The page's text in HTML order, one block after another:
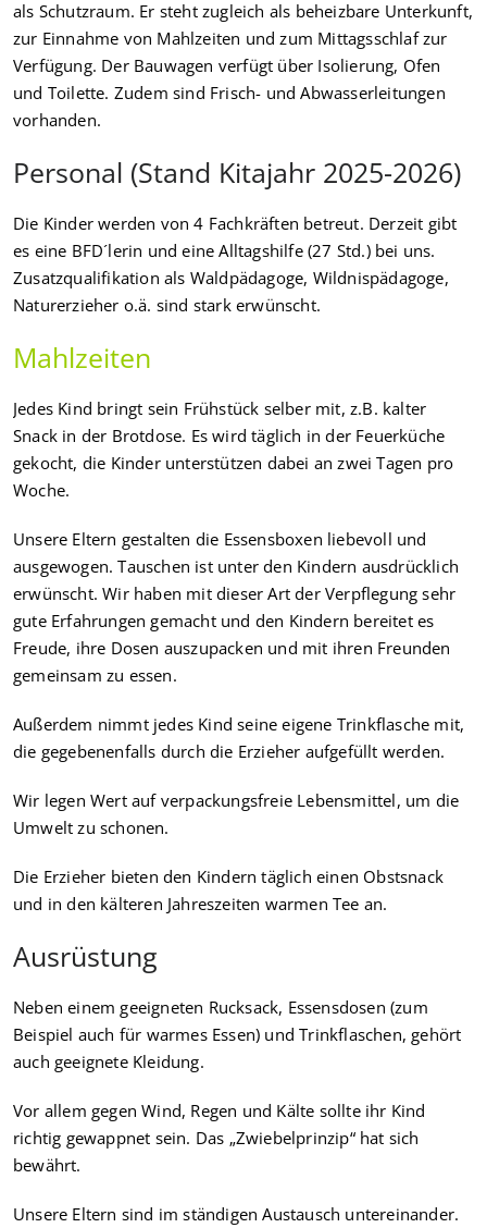
als Schutzraum. Er steht zugleich als beheizbare Unterkunft,
zur Einnahme von Mahlzeiten und zum Mittagsschlaf zur
Verfügung. Der Bauwagen verfügt über Isolierung, Ofen
und Toilette. Zudem sind Frisch- und Abwasserleitungen
vorhanden.
Personal (Stand Kitajahr 2025-2026)
Die Kinder werden von 4 Fachkräften betreut. Derzeit gibt
es eine BFD´lerin und eine Alltagshilfe (27 Std.) bei uns.
Zusatzqualifikation als Waldpädagoge, Wildnispädagoge,
Naturerzieher o.ä. sind stark erwünscht.
Mahlzeiten
Jedes Kind bringt sein Frühstück selber mit, z.B. kalter
Snack in der Brotdose. Es wird täglich in der Feuerküche
gekocht, die Kinder unterstützen dabei an zwei Tagen pro
Woche.
Unsere Eltern gestalten die Essensboxen liebevoll und
ausgewogen. Tauschen ist unter den Kindern ausdrücklich
erwünscht. Wir haben mit dieser Art der Verpflegung sehr
gute Erfahrungen gemacht und den Kindern bereitet es
Freude, ihre Dosen auszupacken und mit ihren Freunden
gemeinsam zu essen.
Außerdem nimmt jedes Kind seine eigene Trinkflasche mit,
die gegebenenfalls durch die Erzieher aufgefüllt werden.
Wir legen Wert auf verpackungsfreie Lebensmittel, um die
Umwelt zu schonen.
Die Erzieher bieten den Kindern täglich einen Obstsnack
und in den kälteren Jahreszeiten warmen Tee an.
Ausrüstung
Neben einem geeigneten Rucksack, Essensdosen (zum
Beispiel auch für warmes Essen) und Trinkflaschen, gehört
auch geeignete Kleidung.
Vor allem gegen Wind, Regen und Kälte sollte ihr Kind
richtig gewappnet sein. Das „Zwiebelprinzip“ hat sich
bewährt.
Unsere Eltern sind im ständigen Austausch untereinander.